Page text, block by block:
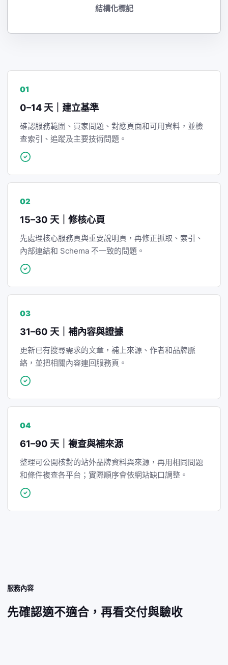
結構化標記
01
0–14 天｜建立基準
確認服務範圍、買家問題、對應頁面和可用資料，並檢
查索引、追蹤及主要技術問題。
02
15–30 天｜修核心頁
先處理核心服務頁與重要說明頁，再修正抓取、索引、
內部連結和 Schema 不一致的問題。
03
31–60 天｜補內容與證據
更新已有搜尋需求的文章，補上來源、作者和品牌脈
絡，並把相關內容連回服務頁。
04
61–90 天｜複查與補來源
整理可公開核對的站外品牌資料與來源，再用相同問題
和條件複查各平台；實際順序會依網站缺口調整。
服務內容
先確認適不適合，再看交付與驗收